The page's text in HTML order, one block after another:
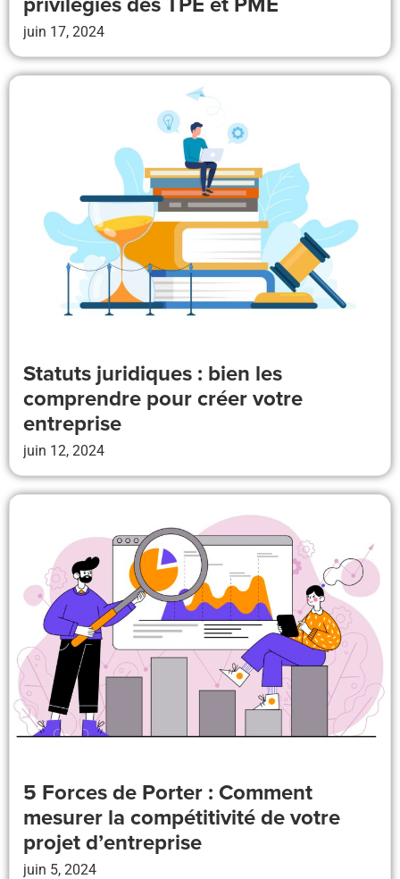
juin 17, 2024
Statuts juridiques : bien les
comprendre pour créer votre
entreprise
juin 12, 2024
5 Forces de Porter : Comment
mesurer la compétitivité de votre
projet d’entreprise
juin 5, 2024